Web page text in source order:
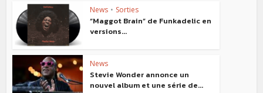
News • Sorties
“Maggot Brain” de Funkadelic en
versions...
News
Stevie Wonder annonce un
nouvel album et une série de...